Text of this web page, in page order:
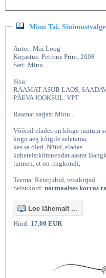
Minu Tai. Sinimustvalge
Autor: Mai Loog
Kirjastus: Petrone Print, 2008
Sari: Minu...
Sisu:
RAAMAT ASUB LAOS,
PÄEVA JOOKSUL. VPT
Raamat sarjast Minu...
Võõrsil elades on kõige tüütum
kogu aeg kõigile seletama,
kes sa oled. Nüüd, elades
kaheteistkümnendat aastat
tunnen, et on ringkondi,
Teema: Reisijuhid, reisikirjad
Seisukord: normaalses korras
Loe lähemalt ...
Hind: 17,00 EUR